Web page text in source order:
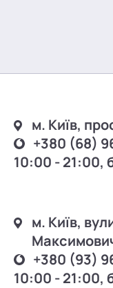
м. Київ,
+380 (68)
10:00 - 21:00,
м. Київ,
+380 (93)
10:00 - 21:00,